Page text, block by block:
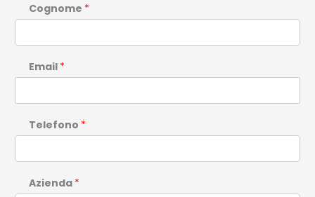
Cognome *
Email *
Telefono *
Azienda *